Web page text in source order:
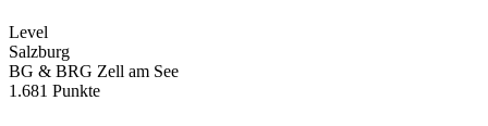
Level
Salzburg
BG & BRG Zell am See
1.681 Punkte